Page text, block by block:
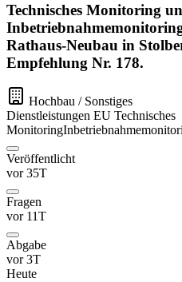
Technisches Monitoring
Rathaus-Neubau in
Empfehlung Nr. 178.
Hochbau / Sonstiges
Dienstleistungen EU Technisches
Monitoring
Veröffentlicht
vor 35T
Fragen
vor 11T
Abgabe
vor 3T
Heute